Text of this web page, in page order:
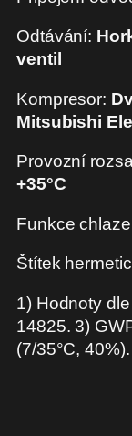
Odtávání:
ventil
Kompresor:
Mitsubishi
Provozní
+35°C
Funkce
Štítek
1) Hodnoty
14825. 3)
(7/35°C, 40%).